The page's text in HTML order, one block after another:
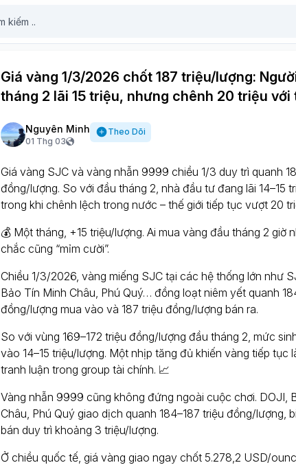
Giá vàng 1/3/2026 chốt 187 triệu/lượng:
tháng 2 lãi 15 triệu, nhưng chênh 20 triệu với
Nguyên Minh
01 Thg 03
Theo Dõi
Giá vàng SJC và vàng nhẫn 9999 chiều 1/3 duy trì quanh
đồng/lượng. So với đầu tháng 2, nhà đầu tư đang lãi 14–15
trong khi chênh lệch trong nước – thế giới tiếp tục vượt 20
💰 Một tháng, +15 triệu/lượng. Ai mua vàng đầu tháng 2 giờ
chắc cũng “mỉm cười”.
Chiều 1/3/2026, vàng miếng SJC tại các hệ thống lớn như
Bảo Tín Minh Châu, Phú Quý… đồng loạt niêm yết quanh
đồng/lượng mua vào và 187 triệu đồng/lượng bán ra.
So với vùng 169–172 triệu đồng/lượng đầu tháng 2, mức
vào 14–15 triệu/lượng. Một nhịp tăng đủ khiến vàng tiếp tục
tranh luận trong group tài chính. 📈
Vàng nhẫn 9999 cũng không đứng ngoài cuộc chơi. DOJI,
Châu, Phú Quý giao dịch quanh 184–187 triệu đồng/lượng,
bán duy trì khoảng 3 triệu/lượng.
Ở chiều quốc tế, giá vàng giao ngay chốt 5.278,2 USD/